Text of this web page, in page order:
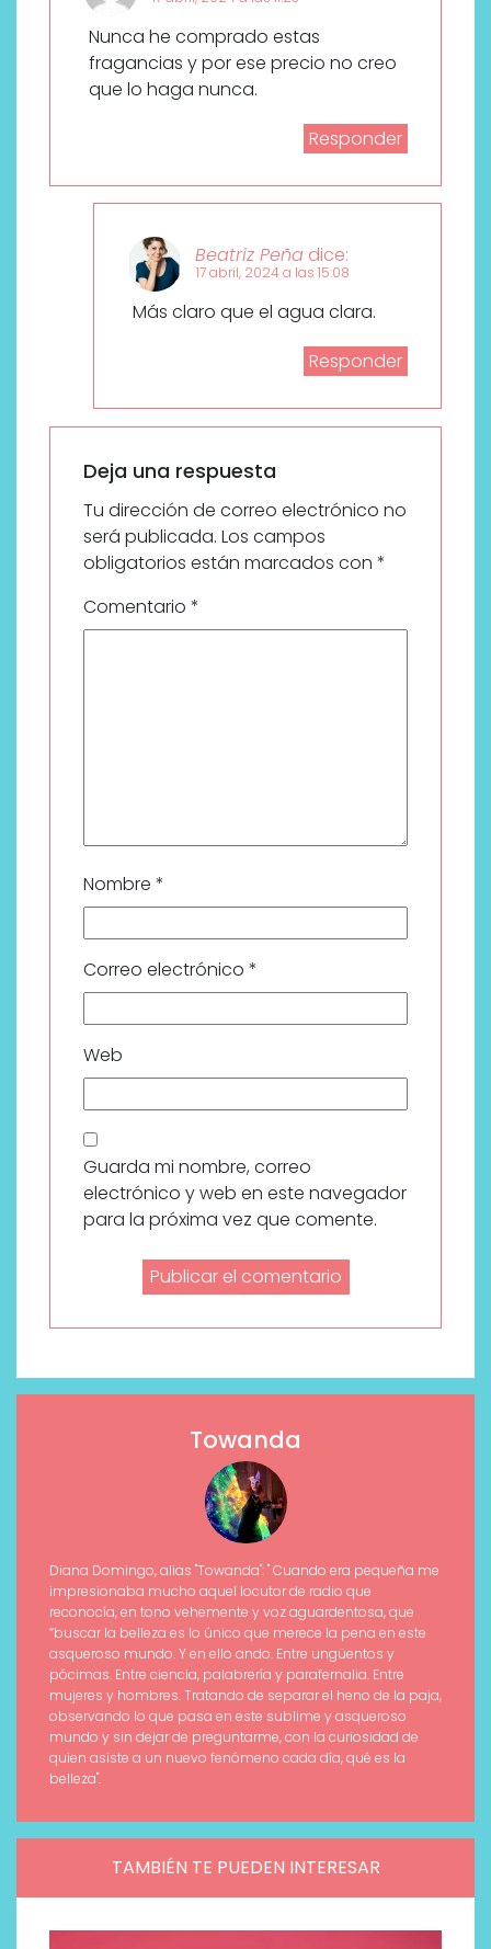
Nunca he comprado estas
fragancias y por ese precio no creo
que lo haga nunca.
Responder
Beatriz Peña dice:
17 abril, 2024 a las 15:08
Más claro que el agua clara.
Responder
Deja una respuesta
Tu dirección de correo electrónico no
será publicada. Los campos
obligatorios están marcados con *
Comentario *
Nombre *
Correo electrónico *
Web
Guarda mi nombre, correo
electrónico y web en este navegador
para la próxima vez que comente.
Towanda
Diana Domingo, alias "Towanda": " Cuando era pequeña me
impresionaba mucho aquel locutor de radio que
reconocía, en tono vehemente y voz aguardentosa, que
“buscar la belleza es lo único que merece la pena en este
asqueroso mundo. Y en ello ando. Entre ungüentos y
pócimas. Entre ciencia, palabrería y parafernalia. Entre
mujeres y hombres. Tratando de separar el heno de la paja,
observando lo que pasa en este sublime y asqueroso
mundo y sin dejar de preguntarme, con la curiosidad de
quien asiste a un nuevo fenómeno cada día, qué es la
belleza".
TAMBIÉN TE PUEDEN INTERESAR